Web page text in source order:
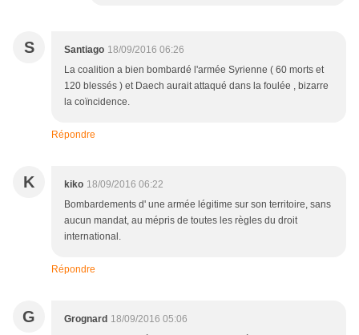
S Santiago 18/09/2016 06:26
La coalition a bien bombardé l'armée Syrienne ( 60 morts et
120 blessés ) et Daech aurait attaqué dans la foulée , bizarre
la coïncidence.
Répondre
K kiko 18/09/2016 06:22
Bombardements d' une armée légitime sur son territoire, sans
aucun mandat, au mépris de toutes les règles du droit
international.
Répondre
G Grognard 18/09/2016 05:06